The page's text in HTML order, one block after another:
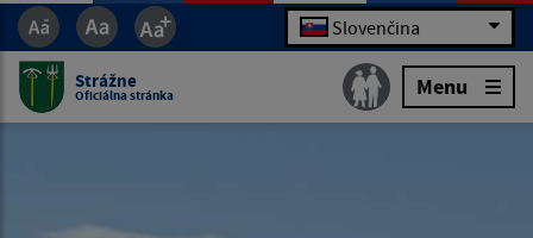
Slovenčina
Strážne
Oficiálna stránka Menu